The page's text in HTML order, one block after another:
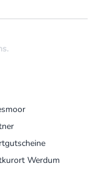
.
Werdum